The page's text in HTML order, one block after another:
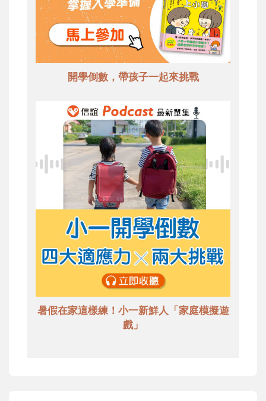
開學倒數，帶孩子一起來挑戰
暑假在家這樣練！小一新鮮人「家庭模擬遊
戲」